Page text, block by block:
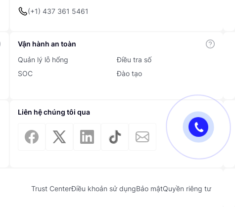
(+1) 437 361 5461
Vận hành an toàn
Quản lý lỗ hổng
SOC
Điều tra số
Đào tạo
Liên hệ chúng tôi qua
Trust CenterĐiều khoản sử dụngBảo mậtQuyền riêng tư